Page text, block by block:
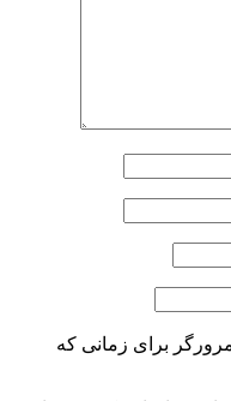
برای زمانی که